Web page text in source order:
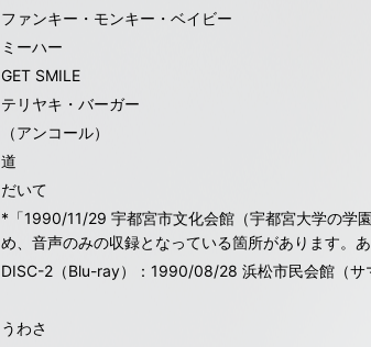
ファンキー・モンキー・ベイビー
ミーハー
GET SMILE
テリヤキ・バーガー
（アンコール）
道
だいて
*「1990/11/29 宇都宮市文化会館（宇都宮大学の学
め、音声のみの収録となっている箇所があります。
DISC-2（Blu-ray）：1990/08/28 浜松市民会館（サ
うわさ